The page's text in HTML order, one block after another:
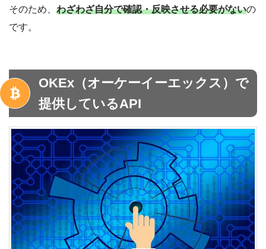
そのため、 わざわざ自分で確認・反映させる必要がないの
です。
OKEx（オーケーイーエックス）で
提供しているAPI